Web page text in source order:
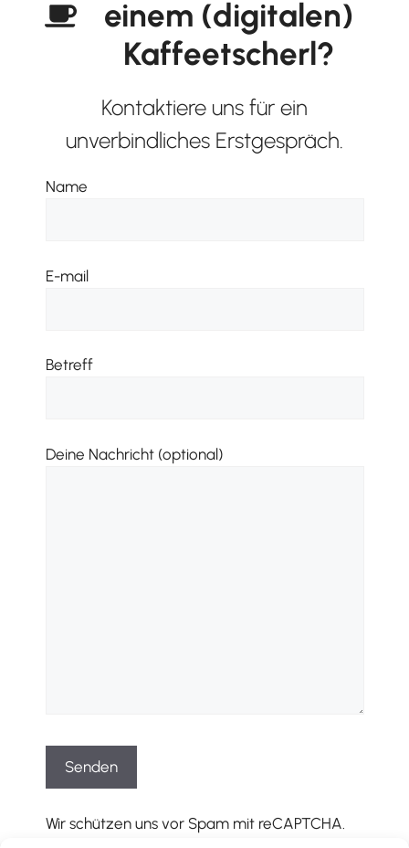
einem (digitalen)
Kaffeetscherl?
Kontaktiere uns für ein
unverbindliches Erstgespräch.
Name
E-mail
Betreff
Deine Nachricht (optional)
Wir schützen uns vor Spam mit reCAPTCHA.